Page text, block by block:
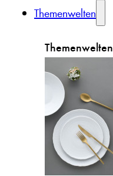
Themenwelten
Themenwelten